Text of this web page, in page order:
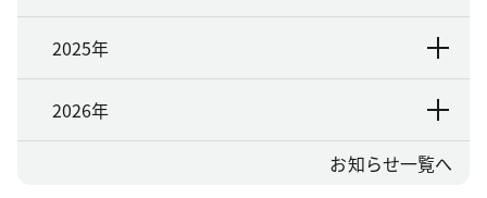
2025年
2026年
お知らせ一覧へ